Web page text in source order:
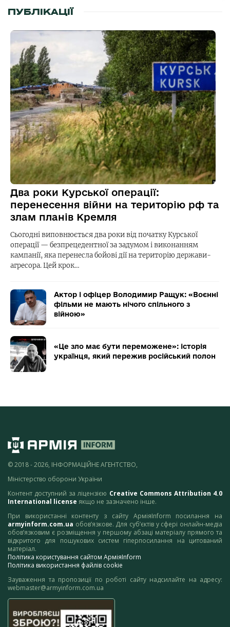
ПУБЛІКАЦІЇ
Два роки Курської операції:
перенесення війни на територію рф та
злам планів Кремля
Сьогодні виповнюється два роки від початку Курської
операції — безпрецедентної за задумом і виконанням
кампанії, яка перенесла бойові дії на територію держави-
агресора. Цей крок…
Актор і офіцер Володимир Ращук: «Воєнні
фільми не мають нічого спільного з
війною»
«Це зло має бути переможене»: історія
українця, який пережив російський полон
© 2018 - 2026, ІНФОРМАЦІЙНЕ АГЕНТСТВО,
Міністерство оборони України
Контент доступний за ліцензією Creative Commons Attribution 4.0
International license якщо не зазначено інше.
При використанні контенту з сайту АрміяInform посилання на
armyinform.com.ua обов’язкове. Для суб’єктів у сфері онлайн-медіа
обов’язковим є розміщення у першому абзаці матеріалу прямого та
відкритого для пошукових систем гіперпосилання на цитований
матеріал.
Політика користування сайтом АрміяInform
Політика використання файлів cookie
Зауваження та пропозиції по роботі сайту надсилайте на адресу:
webmaster@armyinform.com.ua